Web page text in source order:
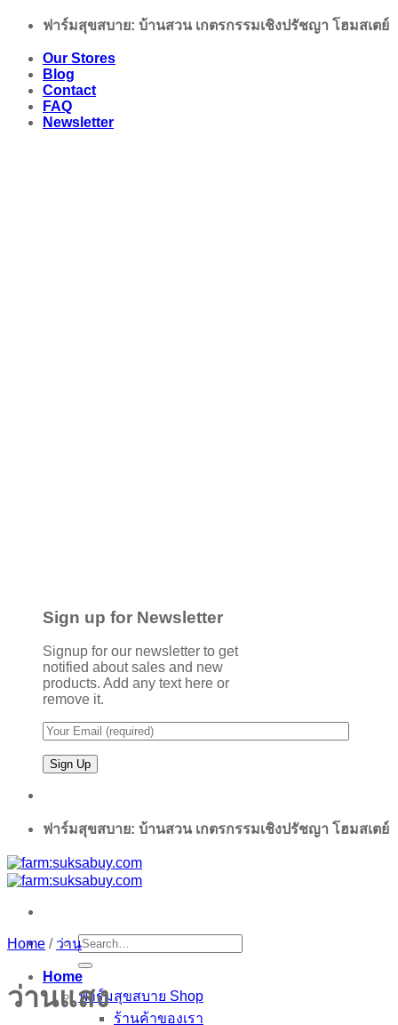
Skip
content
ฟาร์มสุขสบาย: บ้านสวน เกตรกรรมเชิงปรัชญา โฮมสเตย์
Our Stores
Blog
Contact
FAQ
Newsletter
Sign up for Newsletter
Signup for our newsletter to get
notified about sales and new
products. Add any text here or
remove it.
ฟาร์มสุขสบาย: บ้านสวน เกตรกรรมเชิงปรัชญา โฮมสเตย์
Search
for:
Home
ฟาร์มสุขสบาย Shop
ร้านค้าของเรา
Home / ว่าน
ว่านแสง